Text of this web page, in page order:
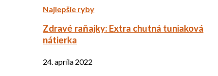
Najlepšie ryby
Zdravé raňajky: Extra chutná tuniaková
nátierka
24. apríla 2022